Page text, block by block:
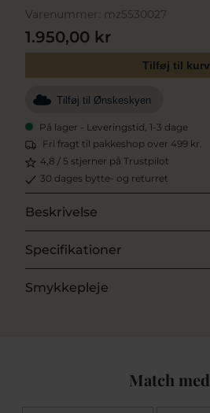
Varenummer: mz5530027
1.950,00 kr
Tilføj til kurv
Tilføj til Ønskeskyen
På lager - Leveringstid, 1-3 dage
Fri fragt til pakkeshop over 499 kr.
4,8 / 5 stjerner på Trustpilot
30 dages bytte- og returret
Beskrivelse
Specifikationer
Smykkepleje
Match med